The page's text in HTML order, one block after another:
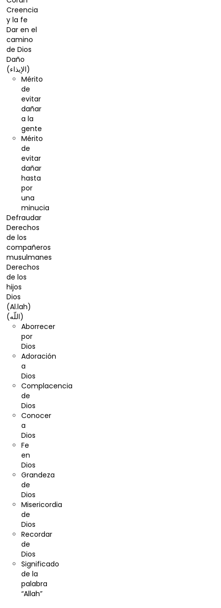
Creencia
y la fe
Dar en el
camino
de Dios
Daño
(الإيذاء)
Mérito
de
evitar
dañar
a la
gente
Mérito
de
evitar
dañar
hasta
por
una
minucia
Defraudar
Derechos
de los
compañeros
musulmanes
Derechos
de los
hijos
Dios
(Al.lah)
(اللّه)
Aborrecer
por
Dios
Adoración
a
Dios
Complacencia
de
Dios
Conocer
a
Dios
Fe
en
Dios
Grandeza
de
Dios
Misericordia
de
Dios
Recordar
de
Dios
Significado
de la
palabra
“Allah”